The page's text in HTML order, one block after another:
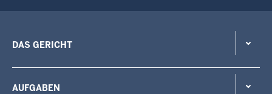
DAS GERICHT
AUFGABEN